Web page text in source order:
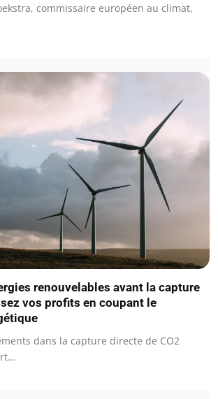
commissaire européen au climat,
renouvelables avant la capture
vos profits en coupant le
dans la capture directe de CO2